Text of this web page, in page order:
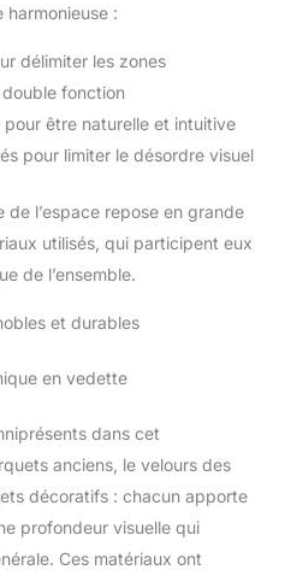
:
délimiter les zones
fonction
être naturelle et intuitive
pour limiter le désordre visuel
l’espace repose en grande
utilisés, qui participent eux
de l’ensemble.
et durables
en vedette
dans cet
anciens, le velours des
décoratifs : chacun apporte
profondeur visuelle qui
Ces matériaux ont